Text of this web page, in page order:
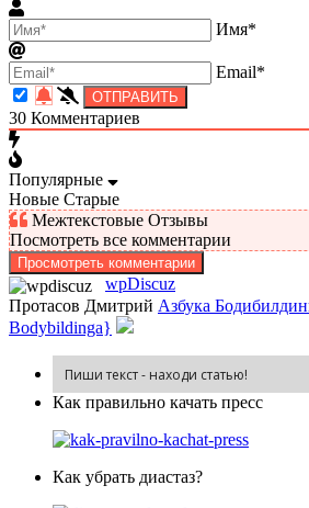
Имя*
Email*
30 Комментариев
Популярные
Новые Старые
Межтекстовые Отзывы
Посмотреть все комментарии
Просмотреть комментарии
wpDiscuz
Протасов Дмитрий Азбука
Bodybildinga}
Как пра­виль­но ка­чать пресс
Как убрать диастаз?